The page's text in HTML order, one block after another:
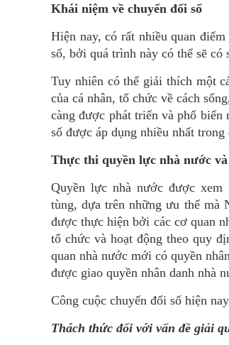
Khái niệm về chuyển đổi số
Hiện nay, có rất nhiều quan
số, bởi quá trình này có thể sẽ
Tuy nhiên có thể giải thích một
của cá nhân, tổ chức về cách
càng được phát triển và phổ
số được áp dụng nhiều nhất
Thực thi quyền lực nhà nước
Quyền lực nhà nước được
tùng, dựa trên những ưu thế mà
được thực hiện bởi các cơ quan
tổ chức và hoạt động theo quy
quan nhà nước mới có quyền
được giao quyền nhân danh nhà
Công cuộc chuyển đổi số hiện
Thách thức đối với vấn đề giải